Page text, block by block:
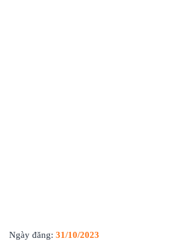
Ngày đăng: 31/10/2023